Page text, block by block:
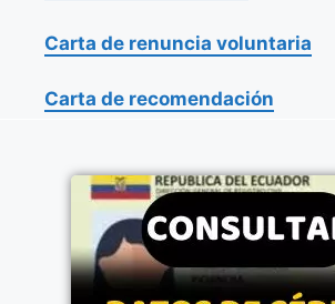
Carta de renuncia voluntaria
Carta de recomendación